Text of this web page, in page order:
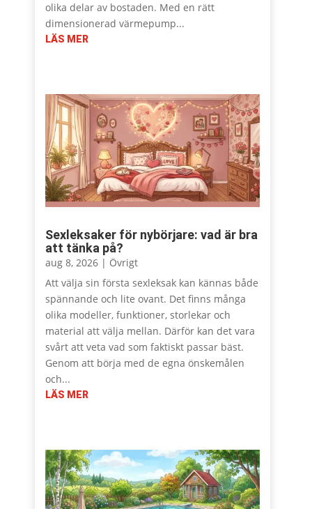
olika delar av bostaden. Med en rätt
dimensionerad värmepump...
LÄS MER
Sexleksaker för nybörjare: vad är bra
att tänka på?
aug 8, 2026| Övrigt
Att välja sin första sexleksak kan kännas både
spännande och lite ovant. Det finns många
olika modeller, funktioner, storlekar och
material att välja mellan. Därför kan det vara
svårt att veta vad som faktiskt passar bäst.
Genom att börja med de egna önskemålen
och...
LÄS MER